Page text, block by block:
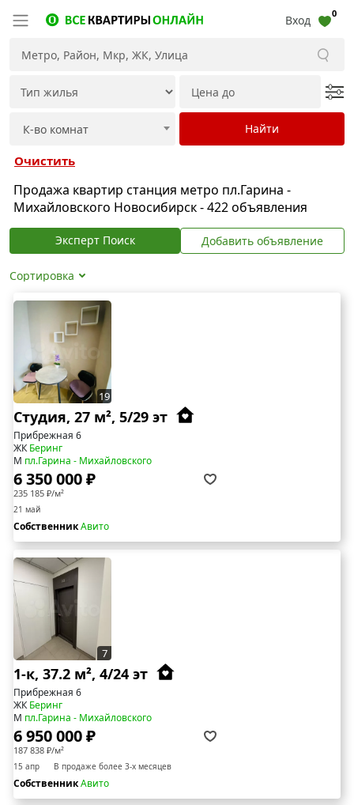
Вход 0
Очистить
Продажа квартир станция метро пл.Гарина -
Михайловского Новосибирск - 422 объявления
Эксперт Поиск Добавить объявление
Сортировка
19
Студия, 27 м², 5/29 эт
Прибрежная 6
ЖКБеринг
М пл.Гарина - Михайловского
6 350 000 ₽
235 185 ₽/м²
21 май
СобственникАвито
7
1-к, 37.2 м², 4/24 эт
Прибрежная 6
ЖКБеринг
М пл.Гарина - Михайловского
6 950 000 ₽
187 838 ₽/м²
15 апр В продаже более 3-х месяцев
СобственникАвито